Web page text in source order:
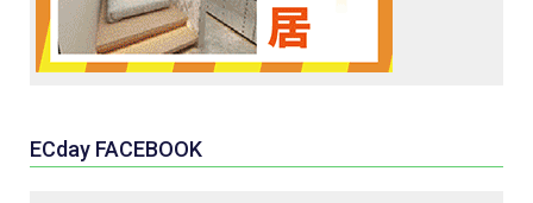
ECday FACEBOOK